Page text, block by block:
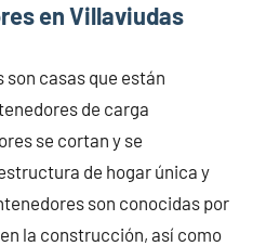
en Villaviudas
casas que están
de carga
se cortan y se
de hogar única y
son conocidas por
la construcción, así como